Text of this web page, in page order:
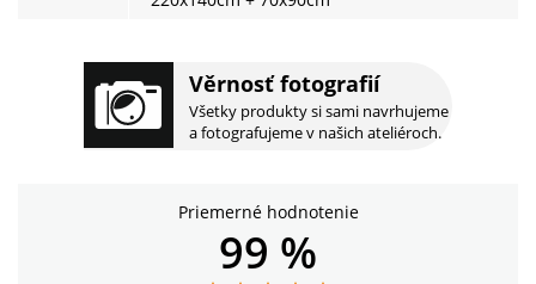
Věrnosť fotografií
Všetky produkty si sami navrhujeme
a fotografujeme v našich ateliéroch.
Priemerné hodnotenie
99 %